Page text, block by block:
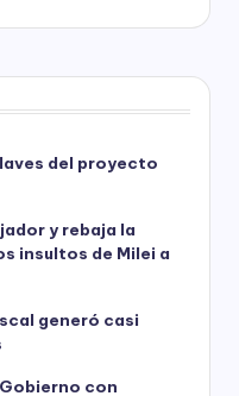
del proyecto
y rebaja la
insultos de Milei a
generó casi
con